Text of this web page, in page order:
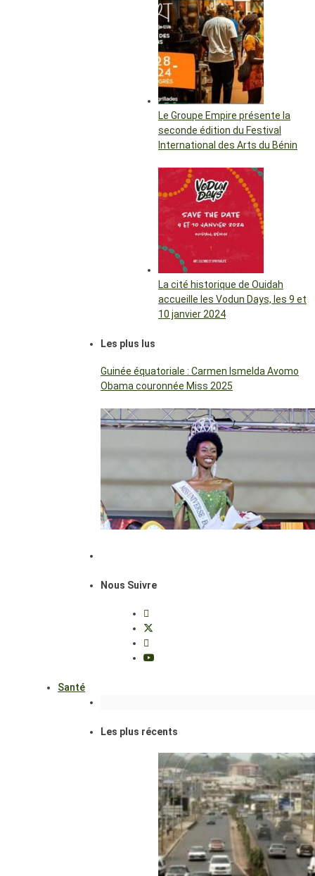
Le Groupe Empire présente la
seconde édition du Festival
International des Arts du Bénin
La cité historique de Ouidah
accueille les Vodun Days, les 9 et
10 janvier 2024
Les plus lus
Guinée équatoriale : Carmen Ismelda Avomo
Obama couronnée Miss 2025
Nous Suivre
Santé
Les plus récents